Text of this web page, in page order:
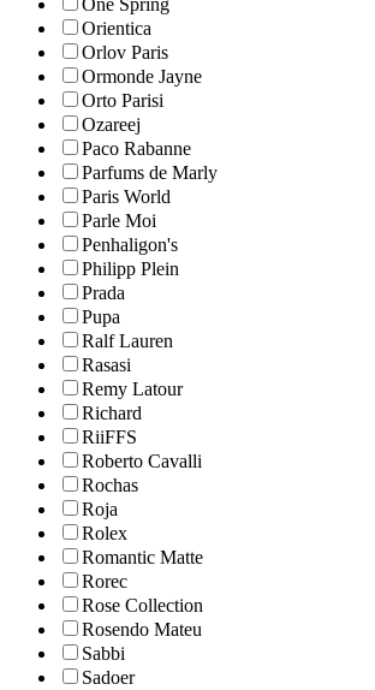
One Spring
Orientica
Orlov Paris
Ormonde Jayne
Orto Parisi
Ozareej
Paco Rabanne
Parfums de Marly
Paris World
Parle Moi
Penhaligon's
Philipp Plein
Prada
Pupa
Ralf Lauren
Rasasi
Remy Latour
Richard
RiiFFS
Roberto Cavalli
Rochas
Roja
Rolex
Romantic Matte
Rorec
Rose Collection
Rosendo Mateu
Sabbi
Sadoer